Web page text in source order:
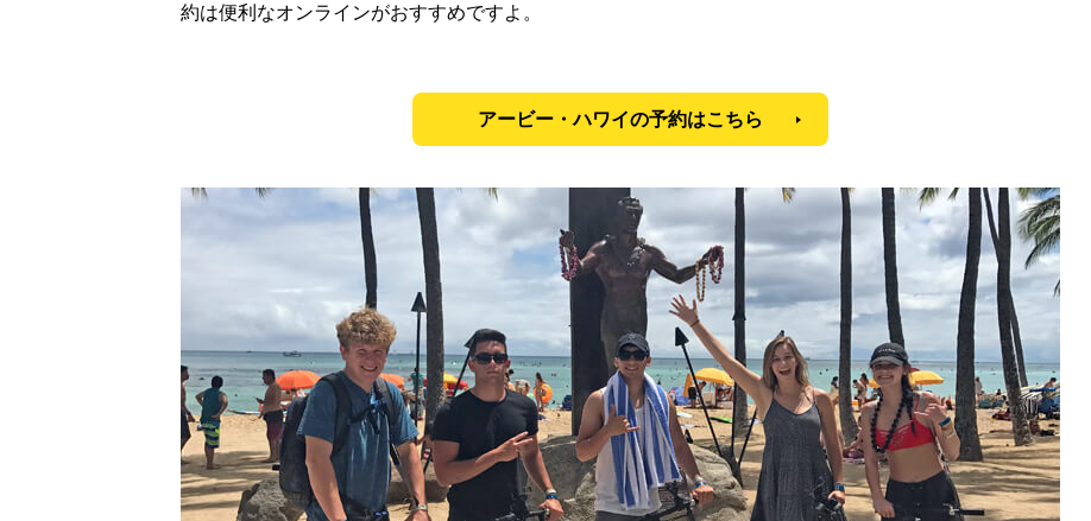
約は便利なオンラインがおすすめですよ。
アービー・ハワイの予約はこちら